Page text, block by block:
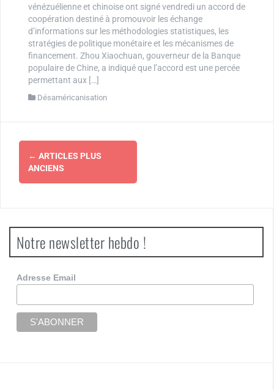
vénézuélienne et chinoise ont signé vendredi un accord de
coopération destiné à promouvoir les échange
d’informations sur les méthodologies statistiques, les
stratégies de politique monétaire et les mécanismes de
financement. Zhou Xiaochuan, gouverneur de la Banque
populaire de Chine, a indiqué que l’accord est une percée
permettant aux […]
Désaméricanisation
Navigation
des
articles
← ARTICLES PLUS
ANCIENS
Notre newsletter hebdo !
Adresse Email